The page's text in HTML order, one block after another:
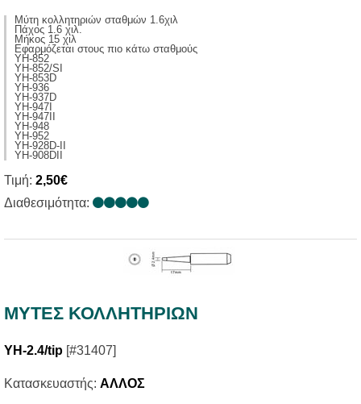
Μύτη κολλητηριών σταθμών 1.6χιλ
Πάχος 1.6 χιλ.
Μήκος 15 χιλ
Εφαρμόζεται στους πιο κάτω σταθμούς
ΥΗ-852
YH-852/SI
YH-853D
YH-936
YH-937D
YH-947I
YH-947II
YH-948
YH-952
YH-928D-II
YH-908DII
Τιμή: 2,50€
Διαθεσιμότητα:
ΜΥΤΕΣ ΚΟΛΛΗΤΗΡΙΩΝ
YH-2.4/tip [#31407]
Κατασκευαστής: ΑΛΛΟΣ